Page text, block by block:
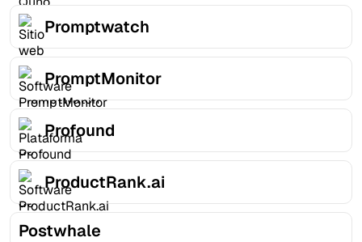
Promptwatch
PromptMonitor
Profound
ProductRank.ai
Postwhale